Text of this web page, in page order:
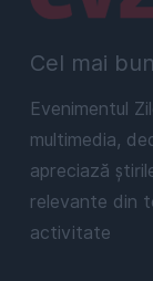
Cel mai
Evenimentul
multimedia,
apreciază
relevante din
activitate